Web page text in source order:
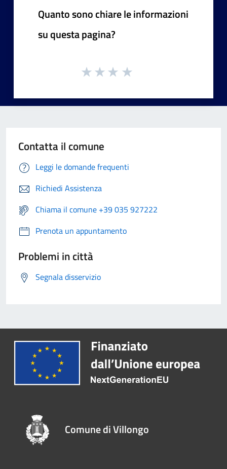
Quanto sono chiare le informazioni
su questa pagina?
Contatta il comune
Leggi le domande frequenti
Richiedi Assistenza
Chiama il comune +39 035 927222
Prenota un appuntamento
Problemi in città
Segnala disservizio
Comune di Villongo